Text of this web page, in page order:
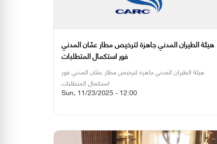
هيئة الطيران المدني جاهزة لترخيص مطار عمّان المدني
فور استكمال المتطلبات
هيئة الطيران المدني جاهزة لترخيص مطار عمّان المدني فور
استكمال المتطلبات
Sun, 11/23/2025 - 12:00